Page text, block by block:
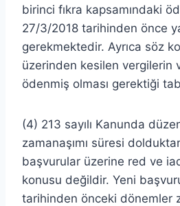
birinci fıkra kapsamındaki
27/3/2018 tarihinden önce
gerekmektedir. Ayrıca söz
üzerinden kesilen vergilerin
ödenmiş olması gerektiği
(4) 213 sayılı Kanunda
zamanaşımı süresi
başvurular üzerine red ve
konusu değildir. Yeni
tarihinden önceki dönemler